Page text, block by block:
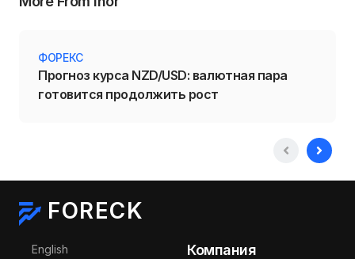
ФОРЕКС
Прогноз курса NZD/USD: валютная пара
готовится продолжить рост
FORECK
Выберите язык
English Компания